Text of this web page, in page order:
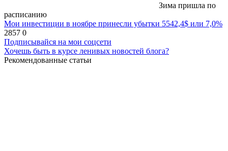
Зима пришла по
расписанию
Мои инвестиции в ноябре принесли убытки 5542,4$ или 7,0%
2857 0
Подписывайся на мои соцсети
Хочешь быть в курсе ленивых новостей блога?
Рекомендованные статьи